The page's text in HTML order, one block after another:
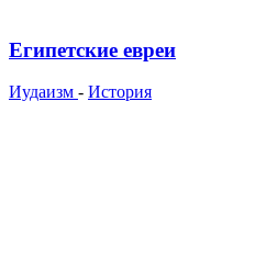
Египетские евреи
Иудаизм - История